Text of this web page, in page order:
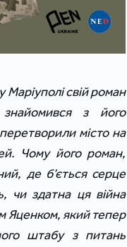
свій роман
з його
місто на
Чому його роман,
де б’ється серце
чи здатна ця війна
Яценком, який тепер
штабу з питань